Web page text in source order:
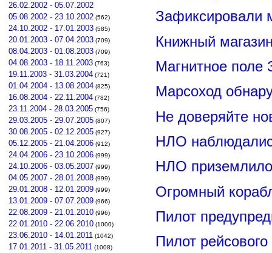
26.02.2002 - 05.07.2002
05.08.2002 - 23.10.2002 (562)
24.10.2002 - 17.01.2003 (585)
20.01.2003 - 07.04.2003 (709)
08.04.2003 - 01.08.2003 (709)
04.08.2003 - 18.11.2003 (763)
19.11.2003 - 31.03.2004 (721)
01.04.2004 - 13.08.2004 (825)
16.08.2004 - 22.11.2004 (782)
23.11.2004 - 28.03.2005 (756)
29.03.2005 - 29.07.2005 (807)
30.08.2005 - 02.12.2005 (927)
05.12.2005 - 21.04.2006 (912)
24.04.2006 - 23.10.2006 (999)
24.10.2006 - 03.05.2007 (999)
04.05.2007 - 28.01.2008 (999)
29.01.2008 - 12.01.2009 (999)
13.01.2009 - 07.07.2009 (966)
22.08.2009 - 21.01.2010 (996)
22.01.2010 - 22.06.2010 (1000)
23.06.2010 - 14.01.2011 (1042)
17.01.2011 - 31.05.2011 (1008)
Зафиксировали
Книжный
Магнитное поле
Марсоход
Не доверяйте
НЛО
НЛО
Огромный
Пилот
Пилот